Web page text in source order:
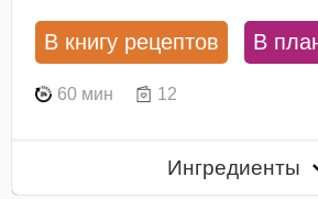
В книгу рецептов В
60 мин 12
Ингредиенты